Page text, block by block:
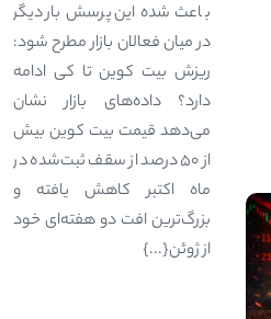
باعث شده این پرسش بار دیگر
در میان فعالان بازار مطرح شود:
ریزش بیت کوین تا کی ادامه
دارد؟ داده‌های بازار نشان
می‌دهد قیمت بیت کوین بیش
از ۵۰ درصد از سقف ثبت‌شده در
ماه اکتبر کاهش یافته و
بزرگ‌ترین افت دو هفته‌ای خود
از ژوئن{...}